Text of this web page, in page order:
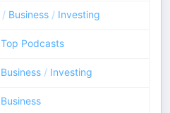
/ Business / Investing
Top Podcasts
Business / Investing
Business